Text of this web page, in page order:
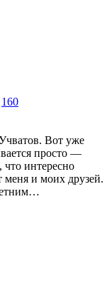
160
Вот уже
просто —
интересно
и моих друзей.